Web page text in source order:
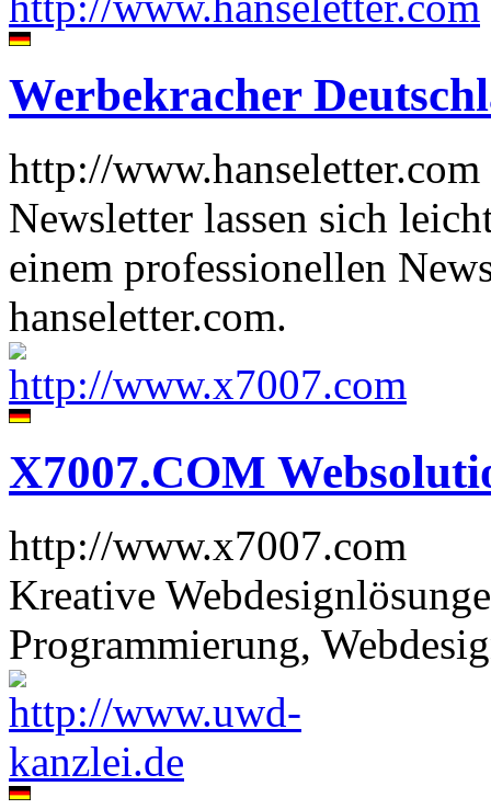
Werbekracher
http://www.hanseletter.com
Newsletter lassen sich
einem professionellen
hanseletter.com.
X7007.COM
http://www.x7007.com
Kreative
Programmierung,